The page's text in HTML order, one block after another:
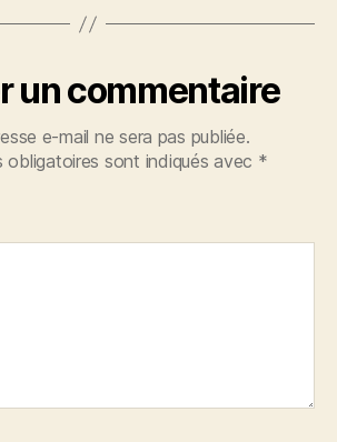
un commentaire
e-mail ne sera pas publiée.
obligatoires sont indiqués avec *